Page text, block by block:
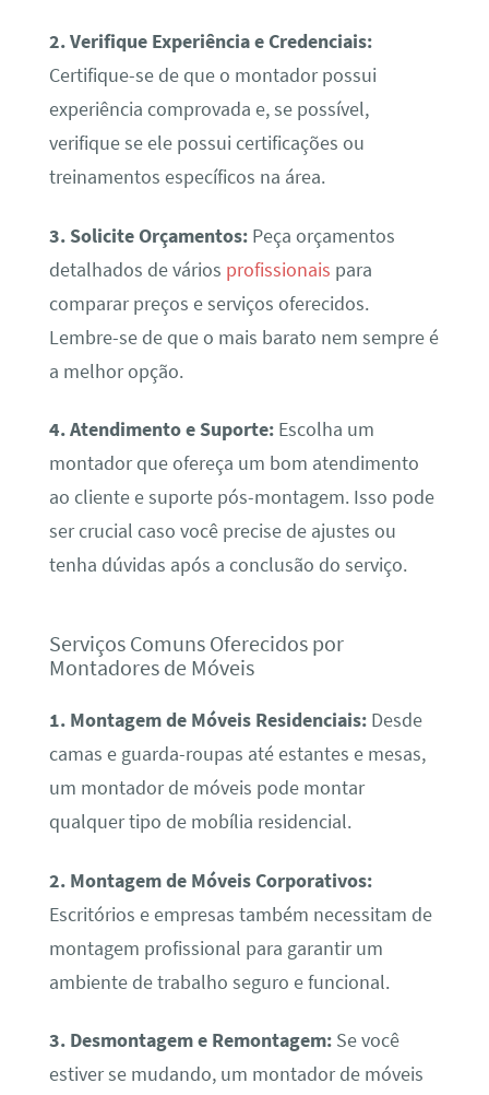
2. Verifique Experiência e Credenciais:
Certifique-se de que o montador possui
experiência comprovada e, se possível,
verifique se ele possui certificações ou
treinamentos específicos na área.
3. Solicite Orçamentos:Peça orçamentos
detalhados de vários profissionais para
comparar preços e serviços oferecidos.
Lembre-se de que o mais barato nem sempre é
a melhor opção.
4. Atendimento e Suporte:Escolha um
montador que ofereça um bom atendimento
ao cliente e suporte pós-montagem. Isso pode
ser crucial caso você precise de ajustes ou
tenha dúvidas após a conclusão do serviço.
Serviços Comuns Oferecidos por
Montadores de Móveis
1. Montagem de Móveis Residenciais:Desde
camas e guarda-roupas até estantes e mesas,
um montador de móveis pode montar
qualquer tipo de mobília residencial.
2. Montagem de Móveis Corporativos:
Escritórios e empresas também necessitam de
montagem profissional para garantir um
ambiente de trabalho seguro e funcional.
3. Desmontagem e Remontagem:Se você
estiver se mudando, um montador de móveis